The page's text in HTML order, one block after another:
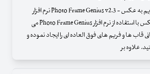
نرم افزار اضافه کردن فریم به عکس - Photo Frame Genius v2.3 نرم افزار
اضافه کردن فریم به عکس با استفاده از نرم افزار Photo Frame Genius می
قاب ها و فریم های فوق العاده ای را ایجاد نموده و
علاوه بر